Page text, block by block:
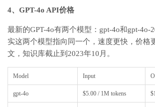
4、GPT-4o API价格
最新的GPT-4o有两个模型：gpt-4o和gpt-4o-
实这两个模型指向同一个，速度更快，价格
文，知识库截止到2023年10月。
Model Input
gpt-4o $5.00 / 1M tokens